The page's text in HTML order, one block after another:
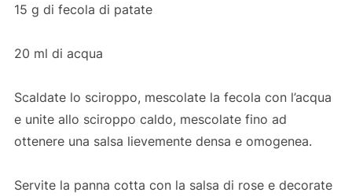
15 g di fecola di patate
20 ml di acqua
Scaldate lo sciroppo, mescolate la fecola con l’acqua
e unite allo sciroppo caldo, mescolate fino ad
ottenere una salsa lievemente densa e omogenea.
Servite la panna cotta con la salsa di rose e decorate